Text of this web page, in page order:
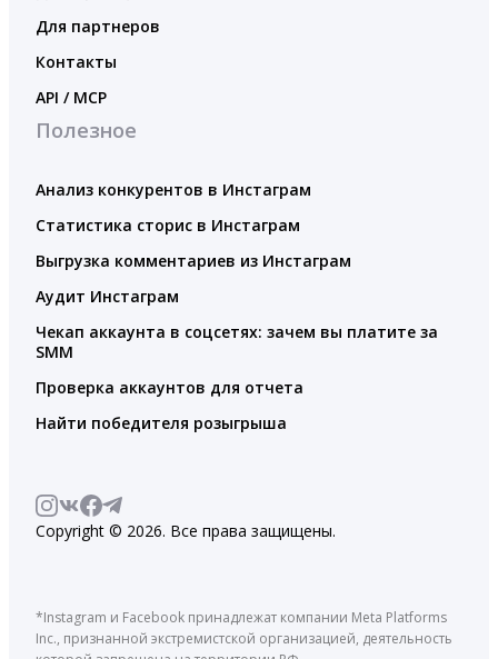
Для партнеров
Контакты
API / MCP
Полезное
Анализ конкурентов в Инстаграм
Статистика сторис в Инстаграм
Выгрузка комментариев из Инстаграм
Аудит Инстаграм
Чекап аккаунта в соцсетях: зачем вы платите за
SMM
Проверка аккаунтов для отчета
Найти победителя розыгрыша
Copyright © 2026. Все права защищены.
*Instagram и Facebook принадлежат компании Meta Platforms
Inc., признанной экстремистской организацией, деятельность